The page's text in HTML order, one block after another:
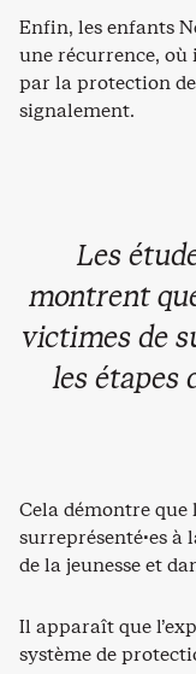
Enfin, les enfants
une récurrence, où
par la protection
signalement.
Les
montrent
victimes de
les étapes
Cela démontre que
surreprésenté·es à
de la jeunesse et
Il apparaît que
système de